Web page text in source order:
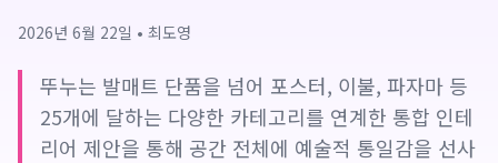
2026년 6월 22일 • 최도영
뚜누는 발매트 단품을 넘어 포스터, 이불, 파자마 등
25개에 달하는 다양한 카테고리를 연계한 통합 인테
리어 제안을 통해 공간 전체에 예술적 통일감을 선사